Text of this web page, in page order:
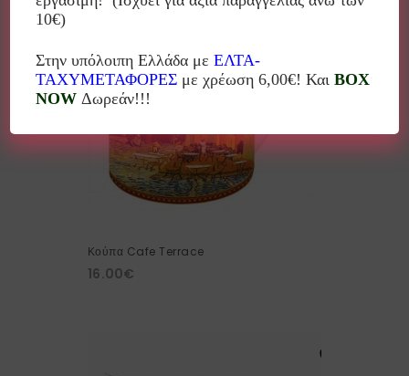
Κούπα Cafe Terrace
16.00€
10€)
Στην υπόλοιπη Ελλάδα μεΕΛΤΑ-
ΤΑΧΥΜΕΤΑΦΟΡΕΣ με χρέωση 6,00€! ΚαιBOX
NOW Δωρεάν!!!